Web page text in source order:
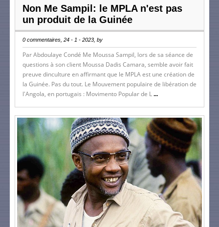
Non Me Sampil: le MPLA n'est pas
un produit de la Guinée
0 commentaires, 24 - 1 - 2023, by
Par Abdoulaye Condé Me Moussa Sampil, lors de sa séance de
questions à son client Moussa Dadis Camara, semble avoir fait
preuve dinculture en affirmant que le MPLA est une création de
la Guinée. Pas du tout. Le Mouvement populaire de libération de
l'Angola, en portugais : Movimento Popular de L...